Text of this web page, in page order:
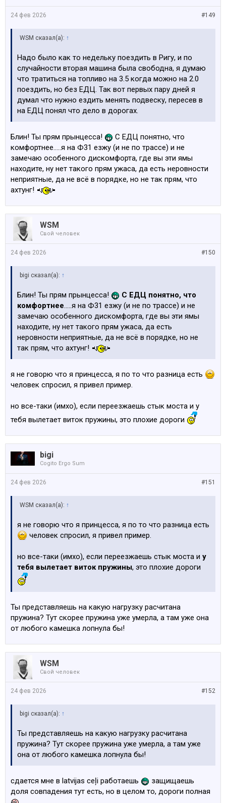
#149
24 фев 2026
WSM сказал(а): ↑
Надо было как то недельку поездить в Ригу, и по
случайности вторая машина была свободна, я думаю
что тратиться на топливо на 3.5 когда можно на 2.0
поездить, но без ЕДЦ. Так вот первых пару дней я
думал что нужно ездить менять подвеску, пересев в
на ЕДЦ понял что дело в дорогах.
Блин! Ты прям прынцесса!
С ЕДЦ понятно, что
комфортнее.....я на Ф31 езжу (и не по трассе) и не
замечаю особенного дискомфорта, где вы эти ямы
находите, ну нет такого прям ужаса, да есть неровности
неприятные, да не всё в порядке, но не так прям, что
ахтунг!
WSM
Свой человек
#150
24 фев 2026
bigi сказал(а): ↑
Блин! Ты прям прынцесса!
С ЕДЦ понятно, что
комфортнее.....я на Ф31 езжу (и не по трассе) и не
замечаю особенного дискомфорта, где вы эти ямы
находите, ну нет такого прям ужаса, да есть
неровности неприятные, да не всё в порядке, но не
так прям, что ахтунг!
я не говорю что я принцесса, я по то что разница есть
человек спросил, я привел пример.
но все-таки (имхо), если переезжаешь стык моста и у
тебя вылетает виток пружины, это плохие дороги
bigi
Cogito Ergo Sum
#151
24 фев 2026
WSM сказал(а): ↑
я не говорю что я принцесса, я по то что разница есть
человек спросил, я привел пример.
но все-таки (имхо), если переезжаешь стык моста и у
тебя вылетает виток пружины, это плохие дороги
Ты представляешь на какую нагрузку расчитана
пружина? Тут скорее пружина уже умерла, а там уже она
от любого камешка лопнула бы!
WSM
Свой человек
#152
24 фев 2026
bigi сказал(а): ↑
Ты представляешь на какую нагрузку расчитана
пружина? Тут скорее пружина уже умерла, а там уже
она от любого камешка лопнула бы!
сдается мне в latvijas ceļi работаешь
защищаешь
доля совпадения тут есть, но в целом то, дороги полная